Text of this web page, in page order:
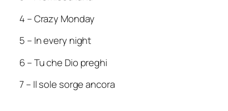
4 – Crazy Monday
5 – In every night
6 – Tu che Dio preghi
7 – Il sole sorge ancora